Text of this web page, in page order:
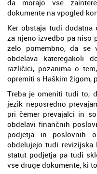
da morajo vse
dokumente na vpogled
Ker obstaja tudi dodatna
za njeno izvedbo pa niso
zelo pomembno, da se
obdelava kateregakoli
različici, pozanima o
opremiti s Haškim žigom,
Treba je omeniti tudi to,
jezik neposredno
pri čemer prevajalci in
obdelavi finančnih
podjetja in poslovnih
obdelujejo tudi
statut podjetja pa tudi
vse druge dokumente, ki